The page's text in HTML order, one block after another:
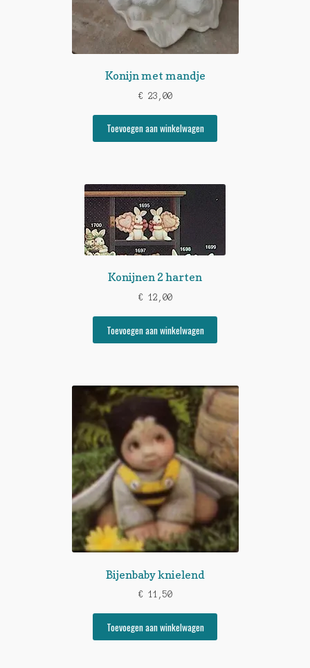
Konijn met mandje
€ 23,00
Toevoegen aan winkelwagen
Konijnen 2 harten
€ 12,00
Toevoegen aan winkelwagen
Bijenbaby knielend
€ 11,50
Toevoegen aan winkelwagen